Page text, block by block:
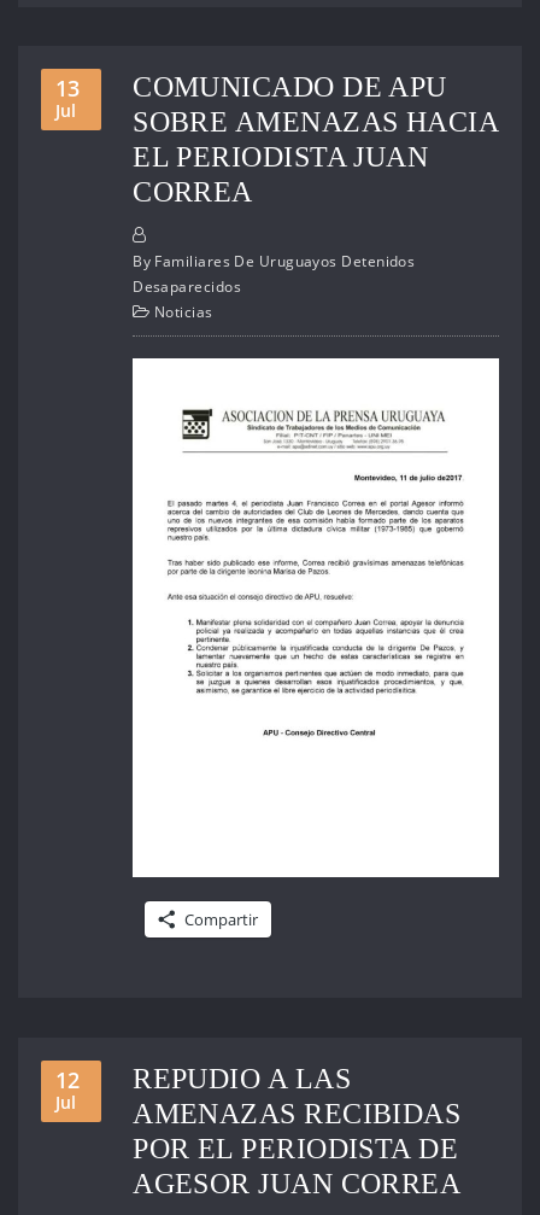
13
Jul
COMUNICADO DE APU
SOBRE AMENAZAS HACIA
EL PERIODISTA JUAN
CORREA
By Familiares De Uruguayos Detenidos
Desaparecidos
Noticias
Compartir
12
Jul
REPUDIO A LAS
AMENAZAS RECIBIDAS
POR EL PERIODISTA DE
AGESOR JUAN CORREA